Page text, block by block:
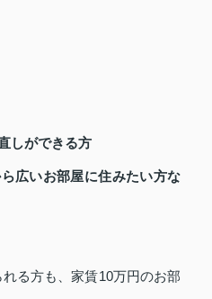
しができる方
広いお部屋に住みたい方な
る方も、家賃10万円のお部